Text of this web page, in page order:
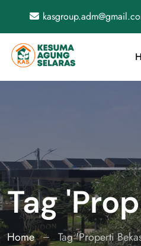
Tag
Home Tag 'Properti